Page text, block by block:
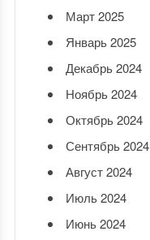
Март 2025
Январь 2025
Декабрь 2024
Ноябрь 2024
Октябрь 2024
Сентябрь 2024
Август 2024
Июль 2024
Июнь 2024